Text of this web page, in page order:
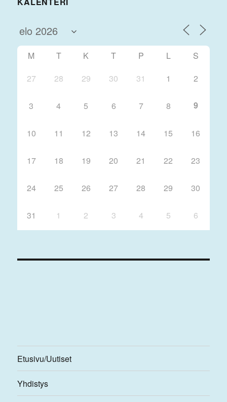
M T K T P L
S
27
28 29 30 31 1 2
3 4 5 6 7 8 9
10 11 12 13 14 15 16
17 18 19 20 21 22 23
24 25 26 27 28 29 30
31 1 2 3 4 5 6
Etusivu/Uutiset
Yhdistys